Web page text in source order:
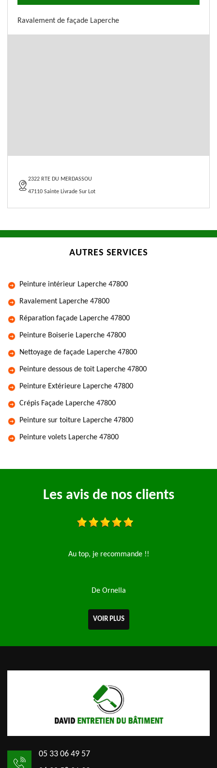
Ravalement de façade Laperche
2322 RTE DU MERDASSOU
47110 Sainte Livrade Sur Lot
AUTRES SERVICES
Peinture intérieur Laperche 47800
Ravalement Laperche 47800
Réparation façade Laperche 47800
Peinture Boiserie Laperche 47800
Nettoyage de façade Laperche 47800
Peinture dessous de toit Laperche 47800
Peinture Extérieure Laperche 47800
Crépis Façade Laperche 47800
Peinture sur toiture Laperche 47800
Peinture volets Laperche 47800
Les avis de nos clients
Au top, je recommande !!
De Ornella
VOIR PLUS
05 33 06 49 57